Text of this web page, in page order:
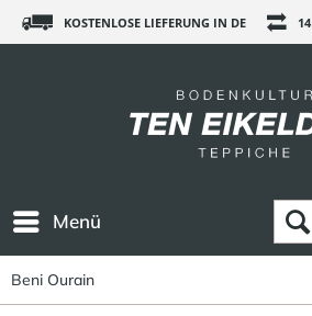
KOSTENLOSE LIEFERUNG IN DE
Menü
Beni Ourain